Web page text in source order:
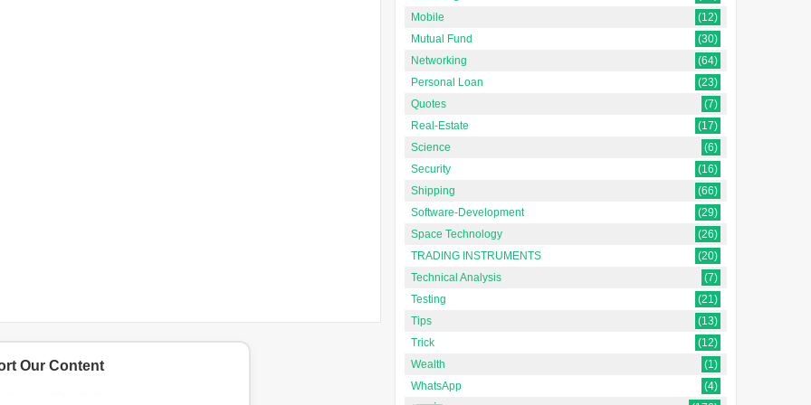
Our Content
Mobile
(12)
Mutual Fund
(30)
Networking
(64)
Personal Loan
(23)
Quotes
(7)
Real-Estate
(17)
Science
(6)
Security
(16)
Shipping
(66)
Software-Development
(29)
Space Technology
(26)
TRADING INSTRUMENTS
(20)
Technical Analysis
(7)
Testing
(21)
Tips
(13)
Trick
(12)
Wealth
(1)
WhatsApp
(4)